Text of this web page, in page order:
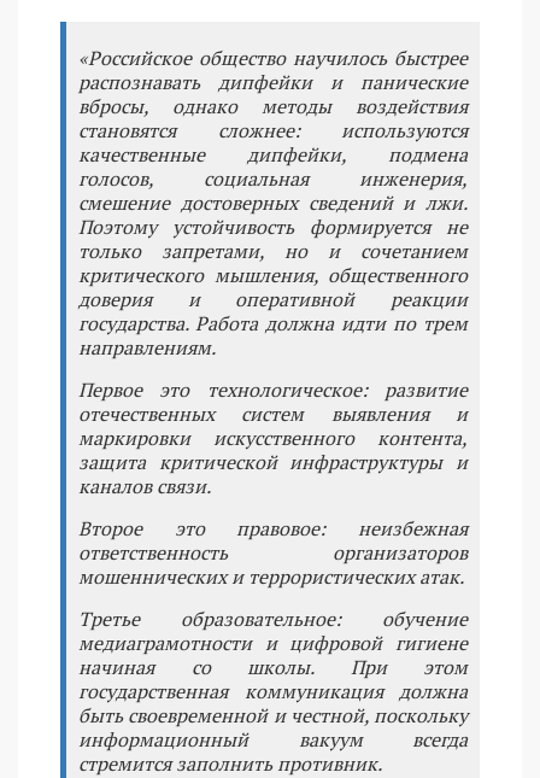
«Российское общество научилось быстрее
распознавать дипфейки и панические
вбросы, однако методы воздействия
становятся сложнее: используются
качественные дипфейки, подмена
голосов, социальная инженерия,
смешение достоверных сведений и лжи.
Поэтому устойчивость формируется не
только запретами, но и сочетанием
критического мышления, общественного
доверия и оперативной реакции
государства. Работа должна идти по трем
направлениям.
Первое это технологическое: развитие
отечественных систем выявления и
маркировки искусственного контента,
защита критической инфраструктуры и
каналов связи.
Второе это правовое: неизбежная
ответственность организаторов
мошеннических и террористических атак.
Третье образовательное: обучение
медиаграмотности и цифровой гигиене
начиная со школы. При этом
государственная коммуникация должна
быть своевременной и честной, поскольку
информационный вакуум всегда
стремится заполнить противник.